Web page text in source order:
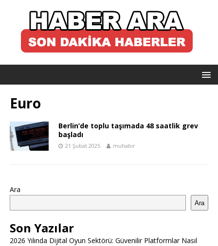
Euro
Berlin’de toplu taşımada 48 saatlik grev
başladı
21 Şubat 2025 muhabir
Ara
Ara
Son Yazılar
2026 Yılında Dijital Oyun Sektörü: Güvenilir Platformlar Nasıl